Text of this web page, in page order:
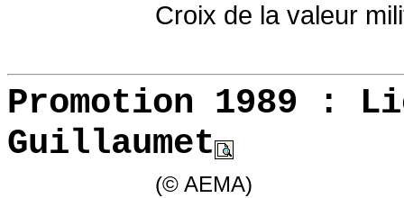
Croix de la valeur
Promotion 1989 :
Guillaumet
(© AEMA)